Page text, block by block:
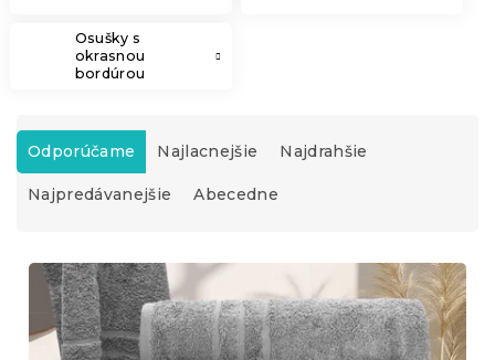
Osušky s
okrasnou
bordúrou
R
a
d
e
e
o
Odporúčame Najlacnejšie Najdrahšie
Najpredávanejšie Abecedne
V